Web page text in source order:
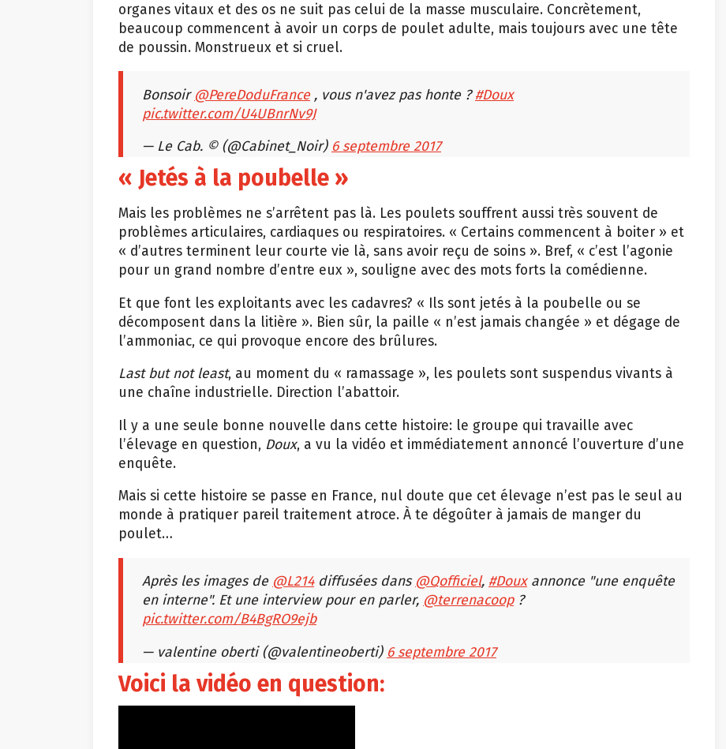
organes vitaux et des os ne suit pas celui de la masse musculaire. Concrètement,
beaucoup commencent à avoir un corps de poulet adulte, mais toujours avec une tête
de poussin. Monstrueux et si cruel.
Bonsoir @PereDoduFrance, vous n'avez pas honte ?#Doux
pic.twitter.com/U4UBnrNv9J
— Le Cab. © (@Cabinet_Noir) 6 septembre 2017
« Jetés à la poubelle »
Mais les problèmes ne s’arrêtent pas là. Les poulets souffrent aussi très souvent de
problèmes articulaires, cardiaques ou respiratoires. « Certains commencent à boiter » et
« d’autres terminent leur courte vie là, sans avoir reçu de soins ». Bref, « c’est l’agonie
pour un grand nombre d’entre eux », souligne avec des mots forts la comédienne.
Et que font les exploitants avec les cadavres? « Ils sont jetés à la poubelle ou se
décomposent dans la litière ». Bien sûr, la paille « n’est jamais changée » et dégage de
l’ammoniac, ce qui provoque encore des brûlures.
Last but not least, au moment du « ramassage », les poulets sont suspendus vivants à
une chaîne industrielle. Direction l’abattoir.
Il y a une seule bonne nouvelle dans cette histoire: le groupe qui travaille avec
l’élevage en question, Doux, a vu la vidéo et immédiatement annoncé l’ouverture d’une
enquête.
Mais si cette histoire se passe en France, nul doute que cet élevage n’est pas le seul au
monde à pratiquer pareil traitement atroce. À te dégoûter à jamais de manger du
poulet…
Après les images de @L214diffusées dans @Qofficiel, #Douxannonce "une enquête
en interne". Et une interview pour en parler, @terrenacoop?
pic.twitter.com/B4BgRO9ejb
— valentine oberti (@valentineoberti) 6 septembre 2017
Voici la vidéo en question: